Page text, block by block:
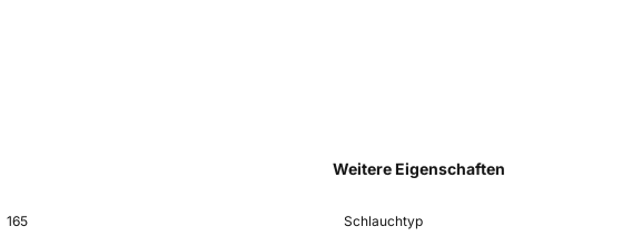
165
Weitere Eigenschaften
Schlauchtyp